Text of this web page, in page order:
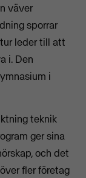
väver
sporrar
leder till att
i. Den
i
teknik
ger sina
och det
fler företag